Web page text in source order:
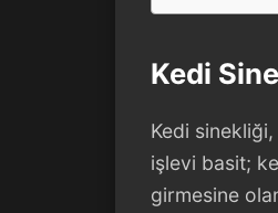
Kedi
Kedi
işlevi basit;
girmesine